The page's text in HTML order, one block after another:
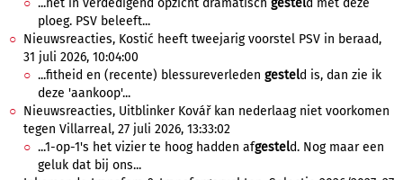
...het in verdedigend opzicht dramatisch gesteld met deze
ploeg. PSV beleeft...
Nieuwsreacties, Kostić heeft tweejarig voorstel PSV in beraad,
31 juli 2026, 10:04:00
...fitheid en (recente) blessureverleden gesteld is, dan zie ik
deze 'aankoop'...
Nieuwsreacties, Uitblinker Kovář kan nederlaag niet voorkomen
tegen Villarreal, 27 juli 2026, 13:33:02
...1-op-1's het vizier te hoog hadden afgesteld. Nog maar een
geluk dat bij ons...